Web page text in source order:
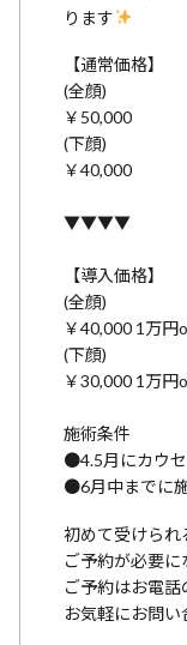
ります
【通常価格】
(全顔)
￥50,000
(下顔)
￥40,000
▼▼▼▼
【導入価格】
(全顔)
￥40,000 1万
(下顔)
￥30,000 1万
施術条件
●4.5月にカウ
●6月中までに
初めて受けられ
ご予約が必要に
ご予約はお電話
お気軽にお問